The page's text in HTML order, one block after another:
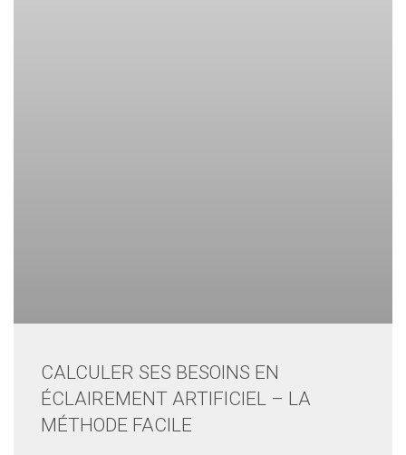
CALCULER SES BESOINS EN
ÉCLAIREMENT ARTIFICIEL – LA
MÉTHODE FACILE